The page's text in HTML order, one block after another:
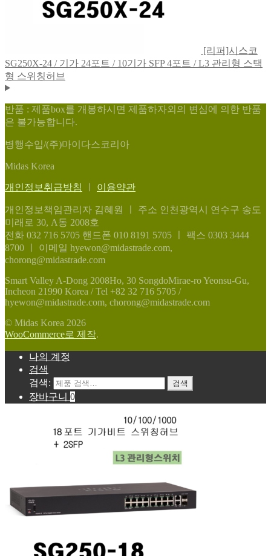
[리퍼]시스코
SG250X-24 / 기가 24포트 / 10기가 SFP 4포트 / L3 관리형 스택
형 스위칭허브
반품 : 제품box를 개봉하시면 제품하자외의 변심에 의한 반품
은 불가능합니다.
병행수입/(주)마이다스코리아
Midas Korea
개인정보취급방침 이용약관
개인정보책임관리자 김혜원
주소 인천광역시 연수구 송도
미래로 30, A동 2008호
전화 032 716 5705 핸드폰 010 8191 5705
팩스 0303 3444
8700
이메일 hyewon@midastrade.com,
chorong@midastrade.com
Smart Valley A-Dong 2008Ho, 30 SongdoMirae-ro Yeonsu-Gu,
Incheon 21990 Korea / Tel +82 32 716 5705 /
hyewon@midastrade.com, chorong@midastrade.com
© Midas Korea 2026
WooCommerce로 제작.
나의 계정
검색
검색:
검색
장바구니 0